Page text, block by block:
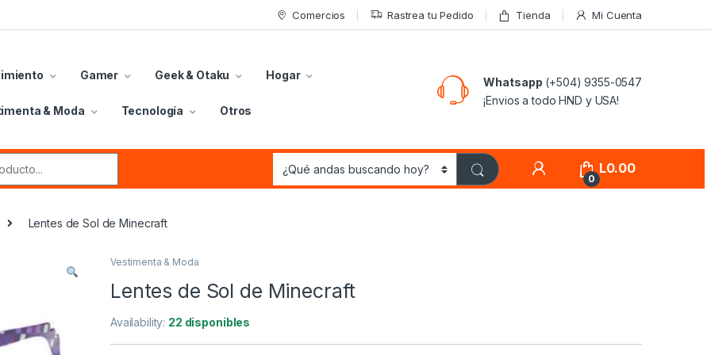
Comercios Rastrea tu Pedido Tienda Mi Cuenta
Gamer Geek & Otaku Hogar
& Moda Tecnología Otros
Whatsapp (+504) 9355-0547
¡Envios a todo HND y USA!
0
L0.00
Lentes de Sol de Minecraft
Vestimenta & Moda
Lentes de Sol de Minecraft
Availability: 22 disponibles